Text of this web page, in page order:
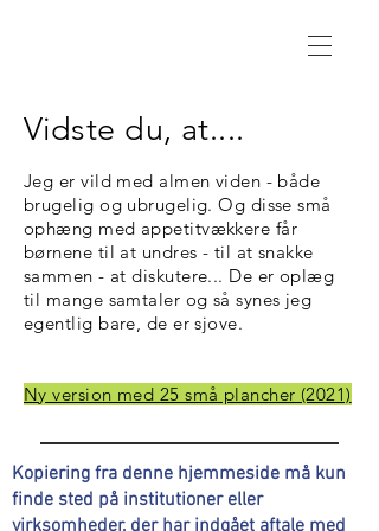
Vidste du, at....
Jeg er vild med almen viden - både
brugelig og ubrugelig. Og disse små
ophæng med appetitvækkere får
børnene til at undres - til at snakke
sammen - at diskutere... De er oplæg
til mange samtaler og så synes jeg
egentlig bare, de er sjove.
Ny version med 25 små plancher (2021)
Kopiering fra denne hjemmeside må kun
finde sted på institutioner eller
virksomheder, der har indgået aftale med